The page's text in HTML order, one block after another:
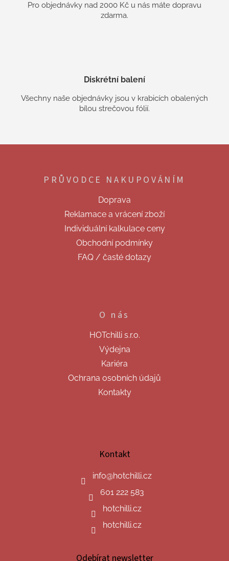
Pro objednávky nad 2000 Kč u nás máte dopravu
zdarma.
Diskrétní balení
Všechny naše objednávky jsou v krabicích obalených
bílou strečovou fólií.
PRŮVODCE NAKUPOVÁNÍM
Doprava
Reklamace a vrácení zboží
Individuální kalkulace ceny
Obchodní podmínky
FAQ / časté dotazy
O nás
HOTchilli s.r.o.
Výdejna
Kariéra
Ochrana osobních údajů
Kontakty
Kontakt
info@hotchilli.cz
601 222 583
hotchilli.cz
hotchilli.cz
Odebírat newsletter